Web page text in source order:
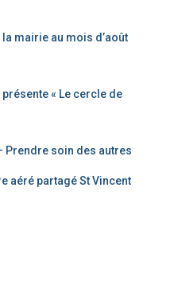
mairie au mois d’août
« Le cercle de
Prendre soin des autres
aéré partagé St Vincent